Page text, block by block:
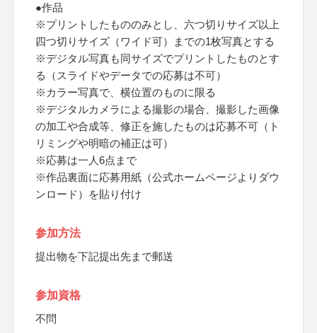
●作品
※プリントしたもののみとし、六つ切りサイズ以上
四つ切りサイズ（ワイド可）までの1枚写真とする
※デジタル写真も同サイズでプリントしたものとす
る（スライドやデータでの応募は不可）
※カラー写真で、横位置のものに限る
※デジタルカメラによる撮影の場合、撮影した画像
の加工や合成等、修正を施したものは応募不可（ト
リミングや明暗の補正は可）
※応募は一人6点まで
※作品裏面に応募用紙（公式ホームページよりダウ
ンロード）を貼り付け
参加方法
提出物を下記提出先まで郵送
参加資格
不問